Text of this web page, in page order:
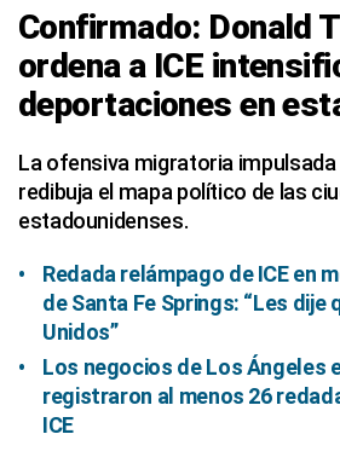
Confirmado: Donald
ordena a ICE
deportaciones en
La ofensiva migratoria impulsada
redibuja el mapa político de las
estadounidenses.
Redada relámpago de ICE en
de Santa Fe Springs: “Les dije
Unidos”
Los negocios de Los Ángeles
registraron al menos 26
ICE